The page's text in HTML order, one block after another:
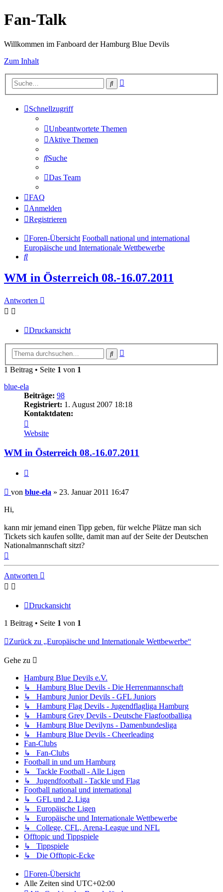
Fan-Talk
Willkommen im Fanboard der Hamburg Blue Devils
Zum Inhalt
Suche
Schnellzugriff
Unbeantwortete Themen
Aktive Themen
Suche
Das Team
FAQ
Anmelden
Registrieren
Foren-Übersicht Football national und international
Europäische und Internationale Wettbewerbe
Suche
WM in Österreich 08.-16.07.2011
Antworten
Druckansicht
Suche
1 Beitrag • Seite 1 von 1
blue-ela
Beiträge: 98
Registriert: 1. August 2007 18:18
Kontaktdaten:
von
blue-
ela
Website
WM in Österreich 08.-16.07.2011
Beitrag
von blue-ela » 23. Januar 2011 16:47
Hi,
kann mir jemand einen Tipp geben, für welche Plätze man sich
Tickets sich kaufen sollte, damit man auf der Seite der Deutschen
Nationalmannschaft sitzt?
Antworten
Druckansicht
1 Beitrag • Seite 1 von 1
Zurück zu „Europäische und Internationale Wettbewerbe“
Gehe zu
Hamburg Blue Devils e.V.
↳ Hamburg Blue Devils - Die Herrenmannschaft
↳ Hamburg Junior Devils - GFL Juniors
↳ Hamburg Flag Devils - Jugendflagliga Hamburg
↳ Hamburg Grey Devils - Deutsche Flagfootballiga
↳ Hamburg Blue Devilyns - Damenbundesliga
↳ Hamburg Blue Devils - Cheerleading
Fan-Clubs
↳ Fan-Clubs
Football in und um Hamburg
↳ Tackle Football - Alle Ligen
↳ Jugendfootball - Tackle und Flag
Football national und international
↳ GFL und 2. Liga
↳ Europäische Ligen
↳ Europäische und Internationale Wettbewerbe
↳ College, CFL, Arena-League und NFL
Offtopic und Tippspiele
↳ Tippspiele
↳ Die Offtopic-Ecke
Foren-Übersicht
Alle Zeiten sind UTC+02:00